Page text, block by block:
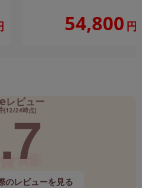
54,800 円
レビュー
(12/24時点)
のレビューを見る